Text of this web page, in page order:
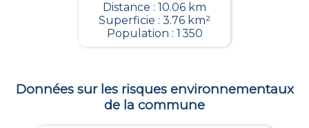
Distance : 10.06 km
Superficie : 3.76 km²
Population : 1 350
Données sur les risques environnementaux
de la commune